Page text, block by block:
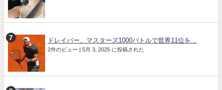
ドレイパー、マスターズ1000バトルで世界11位を...
2件のビュー 5月 3, 2025 に投稿された